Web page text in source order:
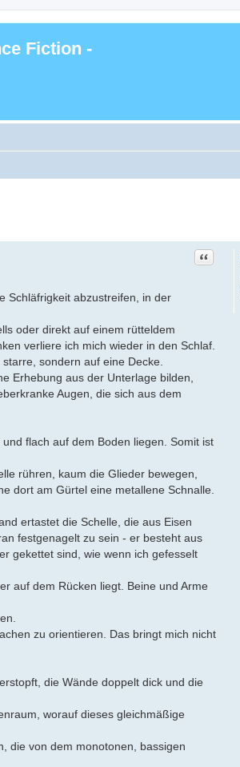
Fiction -
Zitat
Schläfrigkeit abzustreifen, in der
oder direkt auf einem rütteldem
verliere ich mich wieder in den Schlaf.
sondern auf eine Decke.
Erhebung aus der Unterlage bilden,
Augen, die sich aus dem
flach auf dem Boden liegen. Somit ist
rühren, kaum die Glieder bewegen,
dort am Gürtel eine metallene Schnalle.
ertastet die Schelle, die aus Eisen
festgenagelt zu sein - er besteht aus
gekettet sind, wie wenn ich gefesselt
auf dem Rücken liegt. Beine und Arme
zu orientieren. Das bringt mich nicht
die Wände doppelt dick und die
worauf dieses gleichmäßige
die von dem monotonen, bassigen